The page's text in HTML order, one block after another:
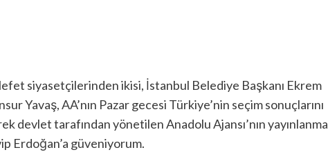
siyasetçilerinden ikisi, İstanbul Belediye Başkanı Ekrem
Yavaş, AA’nın Pazar gecesi Türkiye’nin seçim sonuçlarını
devlet tarafından yönetilen Anadolu Ajansı’nın yayınlanma
Erdoğan’a güveniyorum.